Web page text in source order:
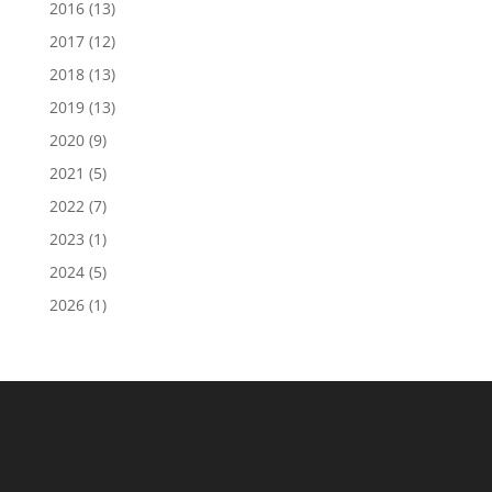
2016(13)
2017(12)
2018(13)
2019(13)
2020(9)
2021 (5)
2022(7)
2023 (1)
2024(5)
2026(1)